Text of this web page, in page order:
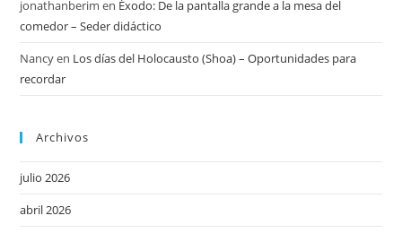
jonathanberim en Éxodo: De la pantalla grande a la mesa del
comedor – Seder didáctico
Nancyen Los días del Holocausto (Shoa) – Oportunidades para
recordar
Archivos
julio 2026
abril 2026